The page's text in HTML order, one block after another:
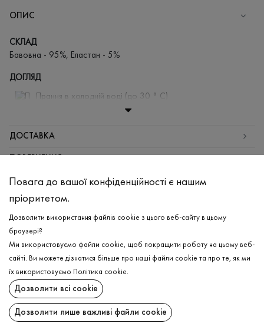
ОПИС
СКЛАД
Бавовна - 95%, Еластан - 5%
ДОГЛЯД
Прання в холодній воді (до 30 ° C)
Відбілювання заборонено
Щадний віджим і сушка
ДОСТАВКА
Поширити:
ChatGPT
Google
Perplexity Grok
Підпишіться на останні оновлення та дізнавайтеся про новинки та спеціальні
Повага до вашої конфіденційності є нашим
пріоритетом.
Дозволити використання файлів cookie з цього веб-сайту в цьому
браузері?
Ми використовуємо файли cookie, щоб покращити роботу на цьому веб-
сайті. Ви можете дізнатися більше про наші файли cookie та про те, як ми
їх використовуємо
Політика cookie.
Дозволити всі cookie
Дозволити лише важливі файли cookie